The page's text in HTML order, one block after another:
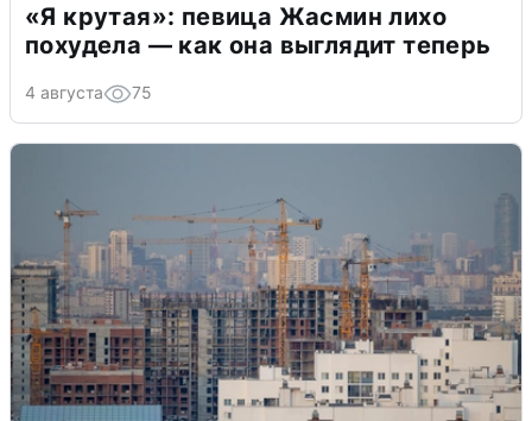
«Я крутая»: певица Жасмин лихо
похудела — как она выглядит теперь
4 августа 75